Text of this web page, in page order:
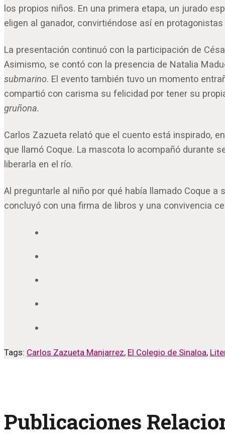
los propios niños. En una primera etapa, un jurado
eligen al ganador, convirtiéndose así en
La presentación continuó con la participación de
Asimismo, se contó con la presencia de Natalia
submarino. El evento también tuvo un momento
compartió con carisma su felicidad por tener su
gruñona.
Carlos Zazueta relató que el cuento está inspirado,
que llamó Coque. La mascota lo acompañó durante
liberarla en el río.
Al preguntarle al niño por qué había llamado Coque
concluyó con una firma de libros y una convivencia
Tags: Carlos Zazueta Manjarrez, El Colegio de Sinaloa,
Publicaciones